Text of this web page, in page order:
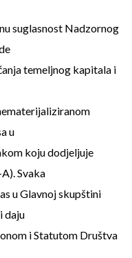
suglasnost Nadzornog
temeljnog kapitala i
u
koju dodjeljuje
Svaka
u Glavnoj skupštini
daju
i Statutom Društva